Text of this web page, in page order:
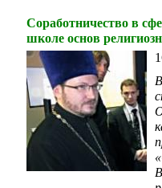
Соработничество в
школе основ